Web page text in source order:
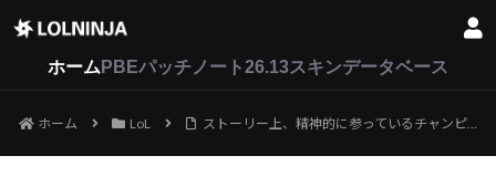
ホーム PBEパッチノート26.13スキンデータベース
ホーム LoL ストーリー上、精神的に参っているチャンピオンが多いことに気づいた